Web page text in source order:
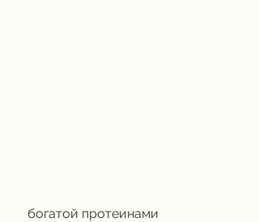
богатой протеинами